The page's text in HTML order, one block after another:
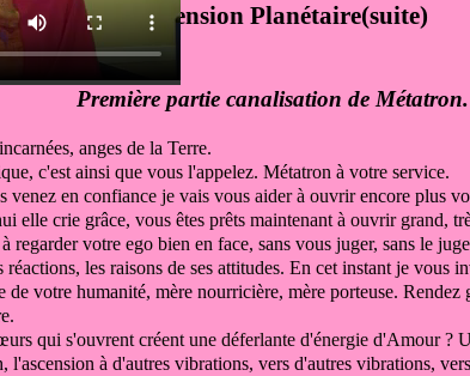
L'Ascension Planétaire(suite)
Première partie canalisation de Métatron.
anges de la Terre.
c'est ainsi que vous l'appelez. Métatron à votre service.
venez en confiance je vais vous aider à ouvrirencore plus
elle crie grâce, vous êtes prêts maintenant à ouvrir grand,
regarder votre ego bien en face, sans vous juger, sans le
réactions, les raisons de ses attitudes. En cet instant je vous
de votre humanité, mère nourricière, mère porteuse. Rendez
qui s'ouvrent créent une déferlante d'énergie d'Amour ?
l'ascension à d'autres vibrations, vers d'autres vibrations,